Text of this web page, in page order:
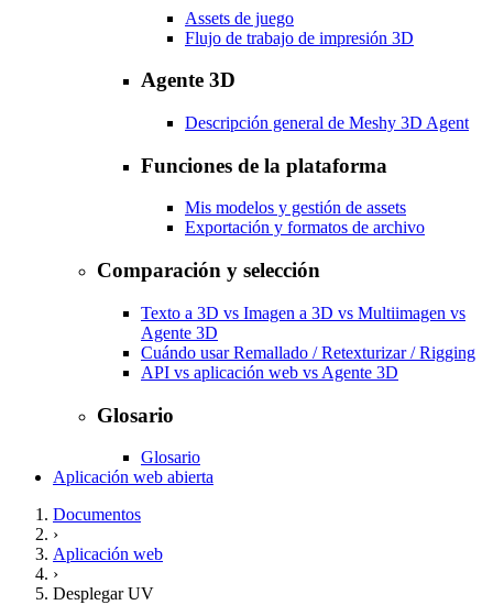
Assets de juego
Flujo de trabajo de impresión 3D
Agente 3D
Descripción general de Meshy 3D Agent
Funciones de la plataforma
Mis modelos y gestión de assets
Exportación y formatos de archivo
Comparación y selección
Texto a 3D vs Imagen a 3D vs Multiimagen vs
Agente 3D
Cuándo usar Remallado / Retexturizar / Rigging
API vs aplicación web vs Agente 3D
Glosario
Glosario
Aplicación web abierta
Documentos
›
Aplicación web
›
Desplegar UV